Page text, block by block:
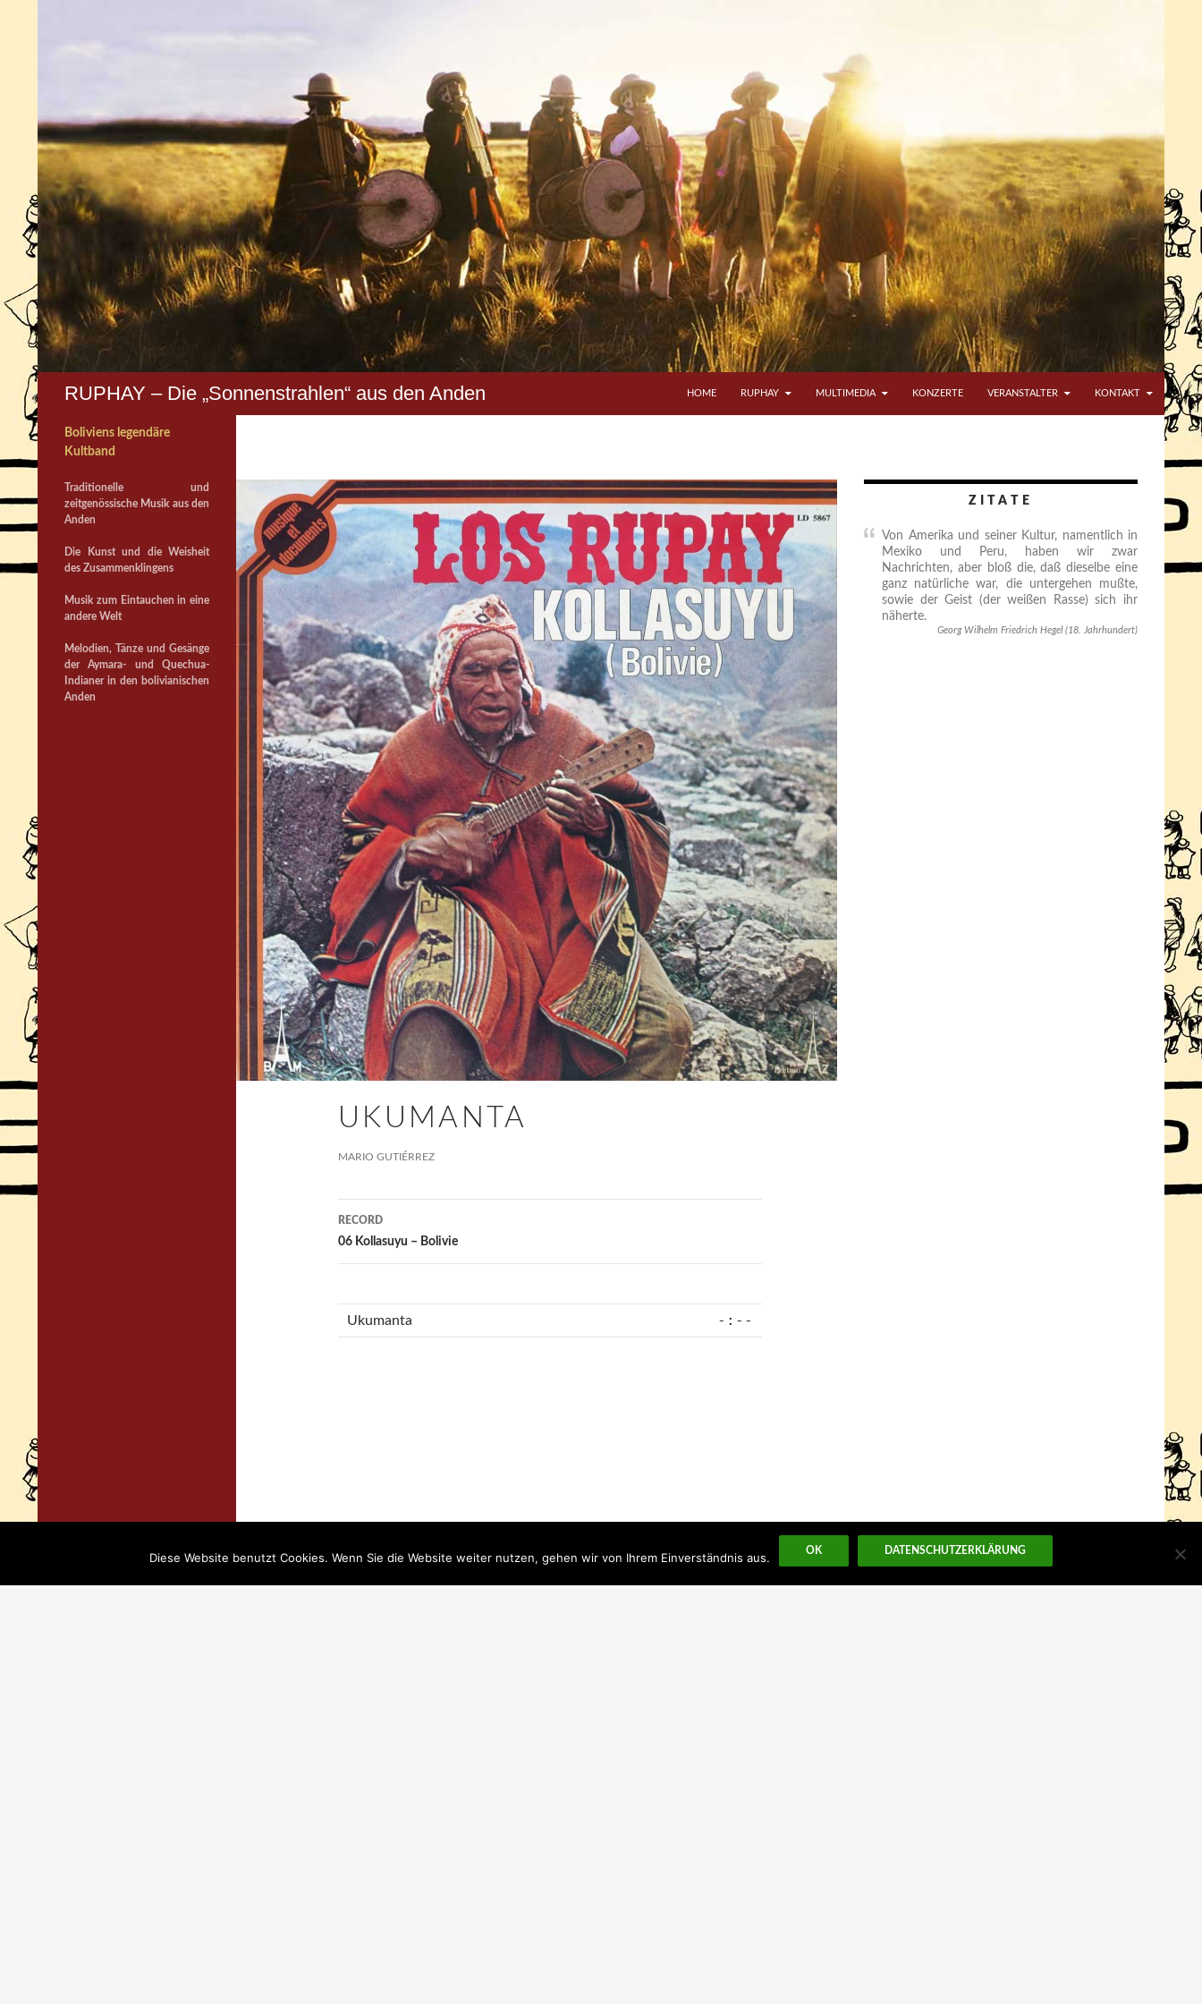
RUPHAY – Die „Sonnenstrahlen“ aus den Anden
HOME
RUPHAY MULTIMEDIA KONZERTE VERANSTALTER KONTAKT
UKUMANTA
MARIO GUTIÉRREZ
06 Kollasuyu – Bolivie
Ukumanta -:--
ZITATE
Von Amerika und seiner Kultur, namentlich in
Mexiko und Peru, haben wir zwar
Nachrichten, aber bloß die, daß dieselbe eine
ganz natürliche war, die untergehen mußte,
sowie der Geist (der weißen Rasse) sich ihr
näherte.
Georg Wilhelm Friedrich Hegel (18. Jahrhundert)
Boliviens legendäre
Kultband
Traditionelle und
zeitgenössische Musik aus den
Anden
Die Kunst und die Weisheit
des Zusammenklingens
Musik zum Eintauchen in eine
andere Welt
Melodien, Tänze und Gesänge
der Aymara- und Quechua-
Indianer in den bolivianischen
Anden
Diese Website benutzt Cookies. Wenn Sie die Website weiter nutzen, gehen wir von Ihrem Einverständnis aus. OK DATENSCHUTZERKLÄRUNG